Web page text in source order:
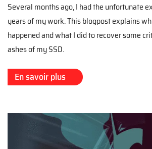
Several months ago, I had the unfortunate
years of my work. This blogpost explains
happened and what I did to recover some
ashes of my SSD.
En savoir plus